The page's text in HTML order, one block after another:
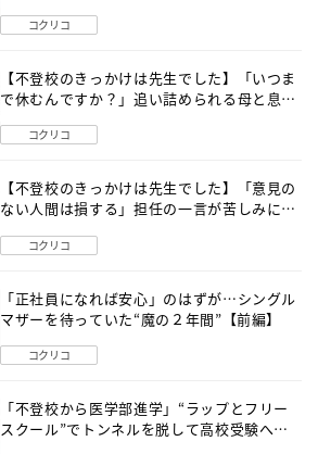
コクリコ
【不登校のきっかけは先生でした】「いつま
で休むんですか？」追い詰められる母と息子
コクリコ
【不登校のきっかけは先生でした】「意見の
ない人間は損する」担任の一言が苦しみに…
コクリコ
「正社員になれば安心」のはずが…シングル
マザーを待っていた“魔の２年間”【前編】
コクリコ
「不登校から医学部進学」“ラップとフリー
スクール”でトンネルを脱して高校受験へ